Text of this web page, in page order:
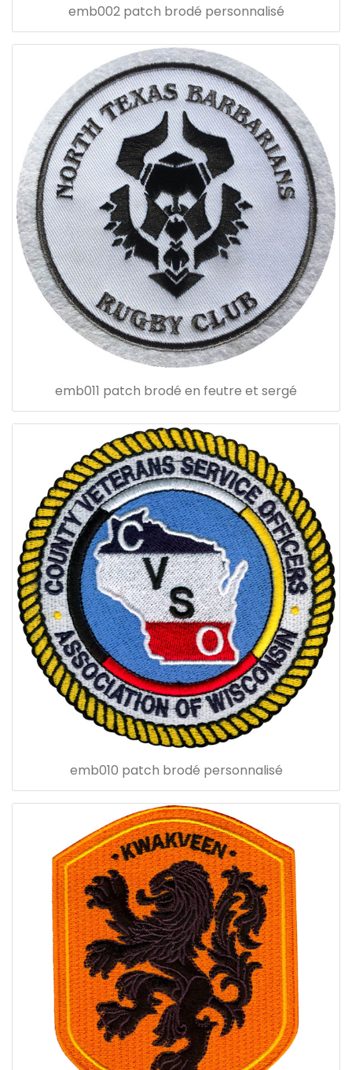
emb002 patch brodé personnalisé
emb011 patch brodé en feutre et sergé
emb010 patch brodé personnalisé